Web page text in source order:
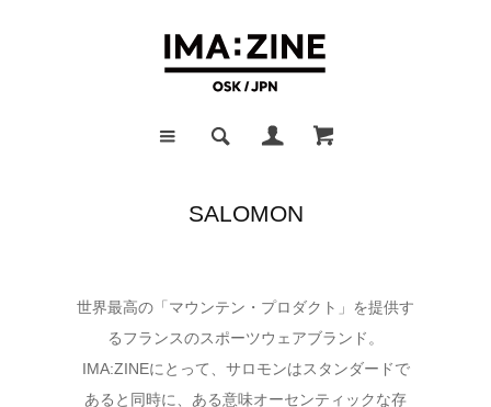
SALOMON
世界最高の「マウンテン・プロダクト」を提供す
るフランスのスポーツウェアブランド。
IMA:ZINEにとって、サロモンはスタンダードで
あると同時に、ある意味オーセンティックな存